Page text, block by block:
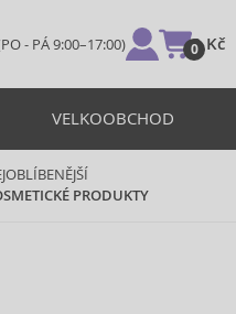
- PÁ 9:00–17:00) 0
0 Kč
VELKOOBCHOD
PRODUKTY